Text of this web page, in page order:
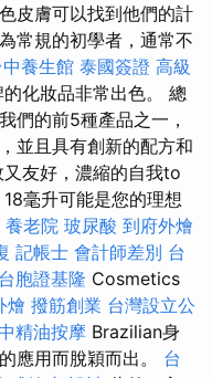
皮膚可以找到他們的計
常規的初學者，通常不
中養生館 泰國簽證 高級
化妝品非常出色。 總
們的前5種產品之一，
並且具有創新的配方和
友好，濃縮的自我to
毫升可能是您的理想
養老院 玻尿酸 到府外燴
記帳士 會計師差別 台
台胞證基隆 Cosmetics
燴 撥筋創業 台灣設立公
精油按摩 Brazilian身
應用而脫穎而出。 台